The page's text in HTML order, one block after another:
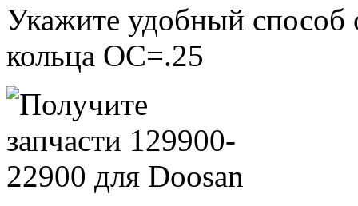
Укажите удобный
кольца ОС=.25